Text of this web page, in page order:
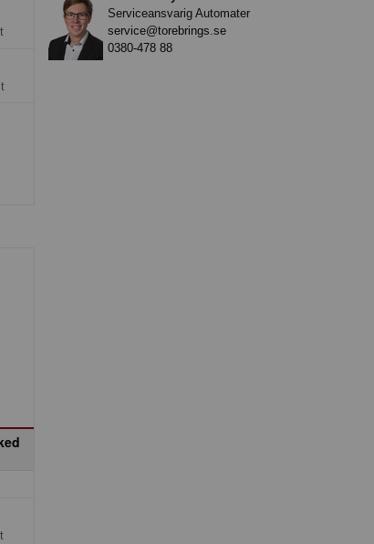
Serviceansvarig Automater
service@torebrings.se
0380-478 88